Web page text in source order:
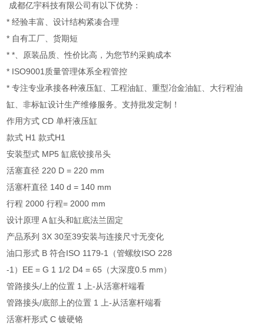
成都亿宇科技有限公司有以下优势：
* 经验丰富、设计结构紧凑合理
* 自有工厂、货期短
* *、原装品质、性价比高，为您节约采购成本
* ISO9001质量管理体系全程管控
* 专注专业承接各种液压缸、工程油缸、重型冶金油缸、大行程油
缸、非标缸设计生产维修服务。支持批发定制！
作用方式 CD 单杆液压缸
款式 H1 款式H1
安装型式 MP5 缸底铰接吊头
活塞直径 220 D = 220 mm
活塞杆直径 140 d = 140 mm
行程 2000 行程= 2000 mm
设计原理 A 缸头和缸底法兰固定
产品系列 3X 30至39安装与连接尺寸无变化
油口形式 B 符合ISO 1179-1（管螺纹ISO 228
-1）EE = G 1 1/2 D4 = 65（大深度0.5 mm）
管路接头/上的位置 1 上-从活塞杆端看
管路接头/底部上的位置 1 上-从活塞杆端看
活塞杆形式 C 镀硬铬